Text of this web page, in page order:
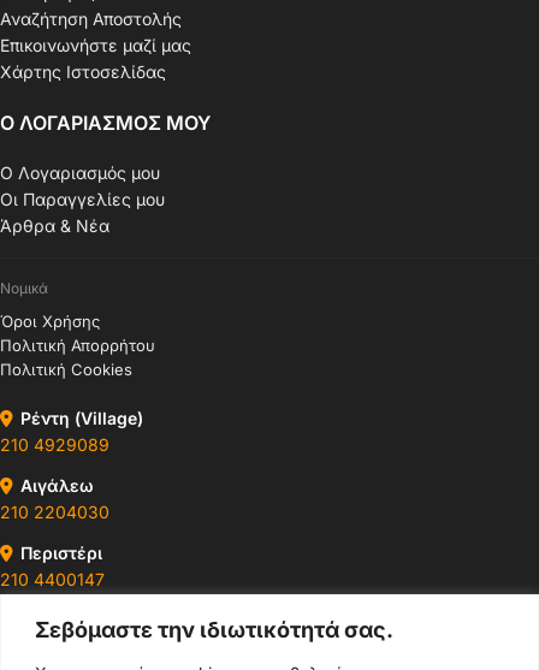
Σεβόμαστε την ιδιωτικότητά σας.
Αναζήτηση Αποστολής
Επικοινωνήστε μαζί μας
Χάρτης Ιστοσελίδας
Ο ΛΟΓΑΡΙΑΣΜΟΣ ΜΟΥ
Ο Λογαριασμός μου
Οι Παραγγελίες μου
Άρθρα & Νέα
Νομικά
Όροι Χρήσης
Πολιτική Απορρήτου
Πολιτική Cookies
Ρέντη (Village)
210 4929089
Αιγάλεω
210 2204030
Περιστέρι
210 4400147
Ωράρια & Διευθύνσεις →